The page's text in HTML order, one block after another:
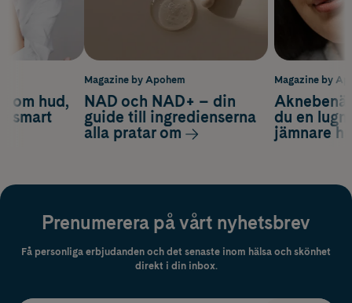
Magazine by
du en
jämnare
om hud,
smart
Magazine by Apohem
NAD och NAD+ – din
guide till ingredienserna
alla pratar om
Prenumerera på vårt nyhetsbrev
Få personliga erbjudanden och det senaste inom hälsa och skönhet
direkt i din inbox.